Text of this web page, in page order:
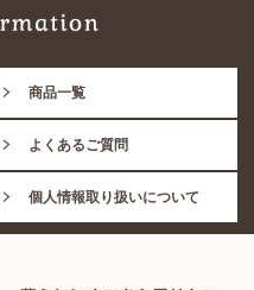
商品一覧
よくあるご質問
個人情報取り扱いについて